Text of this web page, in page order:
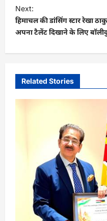
t
n
a
v
g
a
Next:
हिमाचल की डांसिंग स्टार रेखा
अपना टैलेंट दिखाने के लिए
Related Stories